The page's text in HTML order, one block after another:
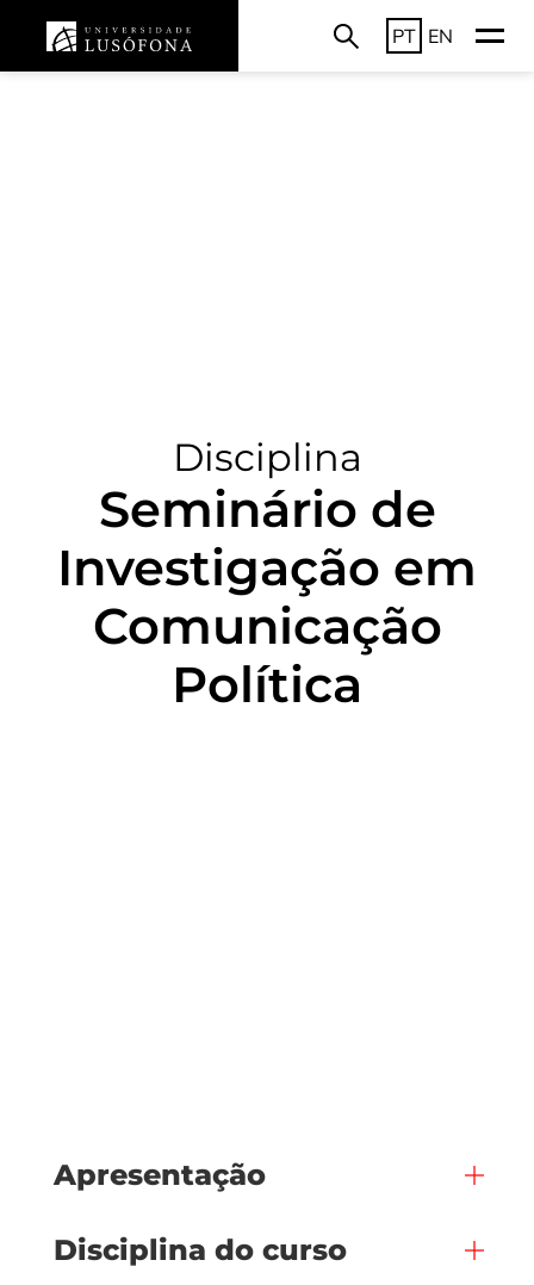
PT EN
Disciplina
Seminário de
Investigação em
Comunicação
Política
Apresentação
Disciplina do curso